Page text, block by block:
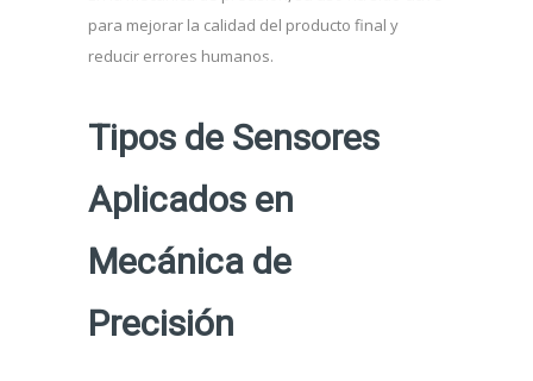
para mejorar la calidad del producto final y
reducir errores humanos.
Tipos de Sensores
Aplicados en
Mecánica de
Precisión